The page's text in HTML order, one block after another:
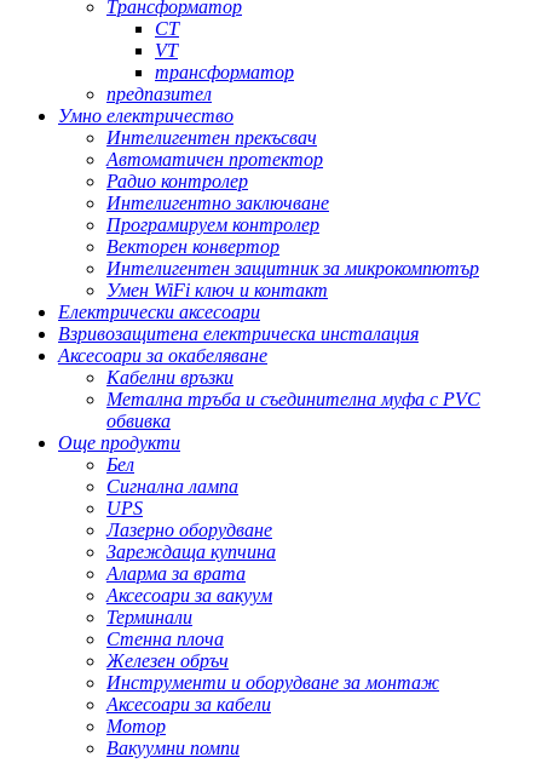
Трансформатор
CT
VT
трансформатор
предпазител
Умно електричество
Интелигентен прекъсвач
Автоматичен протектор
Радио контролер
Интелигентно заключване
Програмируем контролер
Векторен конвертор
Интелигентен защитник за микрокомпютър
Умен WiFi ключ и контакт
Електрически аксесоари
Взривозащитена електрическа инсталация
Аксесоари за окабеляване
Кабелни връзки
Метална тръба и съединителна муфа с PVC
обвивка
Още продукти
Бел
Сигнална лампа
UPS
Лазерно оборудване
Зареждаща купчина
Аларма за врата
Аксесоари за вакуум
Терминали
Стенна плоча
Железен обръч
Инструменти и оборудване за монтаж
Аксесоари за кабели
Мотор
Вакуумни помпи